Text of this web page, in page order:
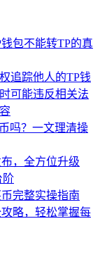
包不能转TP的真
追踪他人的TP钱
可能违反相关法
吗？一文理清操
，全方位升级
阶
完整实操指南
略，轻松掌握每